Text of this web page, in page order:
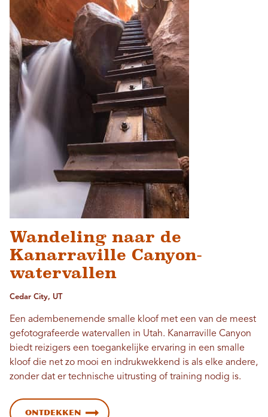
Wandeling naar de
Kanarraville Canyon-
watervallen
Cedar City, UT
Een adembenemende smalle kloof met een van de meest
gefotografeerde watervallen in Utah. Kanarraville Canyon
biedt reizigers een toegankelijke ervaring in een smalle
kloof die net zo mooi en indrukwekkend is als elke andere,
zonder dat er technische uitrusting of training nodig is.
Ontdekken